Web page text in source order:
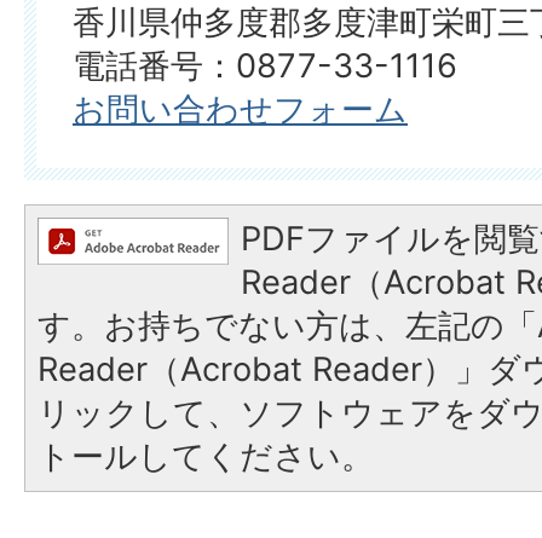
香川県仲多度郡多度津町栄町
電話番号：0877-33-1116
お問い合わせフォーム
PDFファイルを閲
Reader（Acrobat
す。お持ちでない方は、左記の
Reader（Acrobat Reader）」ダ
リックして、ソフトウェアをダ
トールしてください。